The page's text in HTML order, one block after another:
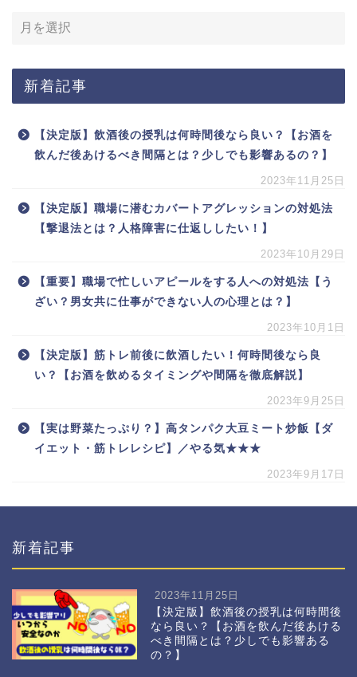
新着記事
【決定版】飲酒後の授乳は何時間後なら良い？【お酒を
飲んだ後あけるべき間隔とは？少しでも影響あるの？】
2023年11月25日
【決定版】職場に潜むカバートアグレッションの対処法
【撃退法とは？人格障害に仕返ししたい！】
2023年10月29日
【重要】職場で忙しいアピールをする人への対処法【う
ざい？男女共に仕事ができない人の心理とは？】
2023年10月1日
【決定版】筋トレ前後に飲酒したい！何時間後なら良
い？【お酒を飲めるタイミングや間隔を徹底解説】
2023年9月25日
【実は野菜たっぷり？】高タンパク大豆ミート炒飯【ダ
イエット・筋トレレシピ】／やる気★★★
2023年9月17日
新着記事
2023年11月25日
【決定版】飲酒後の授乳は何時間後
なら良い？【お酒を飲んだ後あける
べき間隔とは？少しでも影響ある
の？】